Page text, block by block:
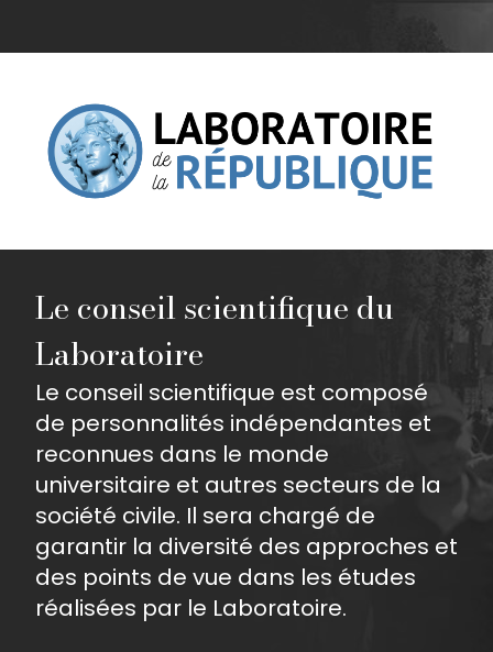
Le conseil scientifique du
Laboratoire
Le conseil scientifique est composé
de personnalités indépendantes et
reconnues dans le monde
universitaire et autres secteurs de la
société civile. Il sera chargé de
garantir la diversité des approches et
des points de vue dans les études
réalisées par le Laboratoire.